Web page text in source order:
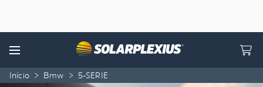
Menu
Início > Bmw > 5-SERIE